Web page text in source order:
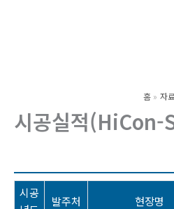
홈 자
시공실적(HiCon-
시공
발주처 현장명